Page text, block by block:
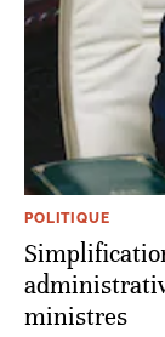
POLITIQUE
ministres